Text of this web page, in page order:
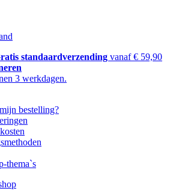
standaardverzending vanaf € 59,90
3 werkdagen.
bestelling?
thema`s